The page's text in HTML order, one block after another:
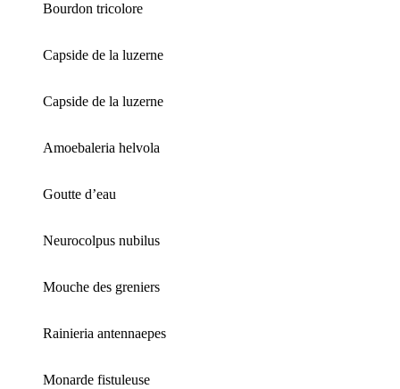
Bourdon tricolore
Capside de la luzerne
Capside de la luzerne
Amoebaleria helvola
Goutte d’eau
Neurocolpus nubilus
Mouche des greniers
Rainieria antennaepes
Monarde fistuleuse